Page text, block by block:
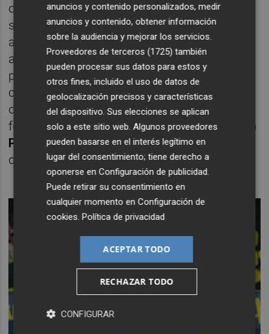
de
Alberto Morenoy la más que probable
salida deMojicarumbo alMallorca,
apuntaba al primer equipo. Sin embargo, la
aparición en escena delEspanyolha
provocado que todas las partes vean
conveniente que el lateral se marche cedido
durante una temporada aCornellày, de esta
forma, sume un buen puñado de minutos en
Primera Divisiónantes de ponerse
definitivamente a las órdenes deMarcelino
anuncios y contenido personalizados, medir
anuncios y contenido, obtener información
sobre la audiencia y mejorar los servicios.
Proveedores de terceros (1725) también
pueden procesar sus datos para estos y
otros fines, incluido el uso de datos de
geolocalización precisos y características
del dispositivo. Sus elecciones se aplican
solo a este sitio web. Algunos proveedores
pueden basarse en el interés legítimo en
lugar del consentimiento; tiene derecho a
oponerse enConfiguración de publicidad.
Puede retirar su consentimiento en
cualquier momento enConfiguración de
cookies.Política de privacidad
ACEPTAR TODO
RECHAZAR TODO
CONFIGURAR